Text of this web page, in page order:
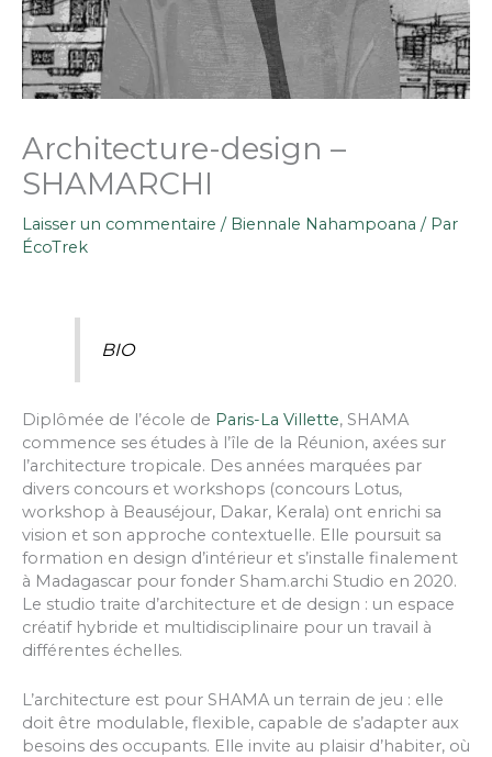
Architecture-design –
SHAMARCHI
Laisser un commentaire / Biennale Nahampoana / Par
ÉcoTrek
BIO
Diplômée de l’école de Paris-La Villette, SHAMA
commence ses études à l’île de la Réunion, axées sur
l’architecture tropicale. Des années marquées par
divers concours et workshops (concours Lotus,
workshop à Beauséjour, Dakar, Kerala) ont enrichi sa
vision et son approche contextuelle. Elle poursuit sa
formation en design d’intérieur et s’installe finalement
à Madagascar pour fonder Sham.archi Studio en 2020.
Le studio traite d’architecture et de design : un espace
créatif hybride et multidisciplinaire pour un travail à
différentes échelles.
L’architecture est pour SHAMA un terrain de jeu : elle
doit être modulable, flexible, capable de s’adapter aux
besoins des occupants. Elle invite au plaisir d’habiter, où